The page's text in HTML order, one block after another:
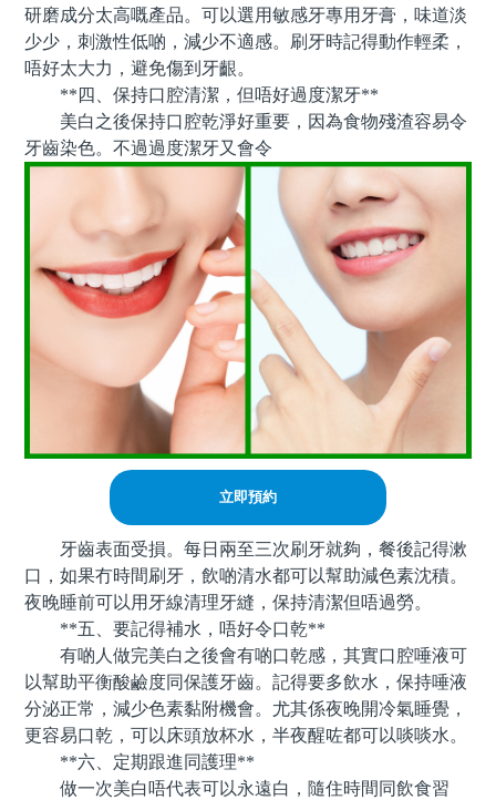
研磨成分太高嘅產品。可以選用敏感牙專用牙膏，味道淡
少少，刺激性低啲，減少不適感。刷牙時記得動作輕柔，
唔好太大力，避免傷到牙齦。
**四、保持口腔清潔，但唔好過度潔牙**
美白之後保持口腔乾淨好重要，因為食物殘渣容易令
牙齒染色。不過過度潔牙又會令
立即預約
牙齒表面受損。每日兩至三次刷牙就夠，餐後記得漱
口，如果冇時間刷牙，飲啲清水都可以幫助減色素沈積。
夜晚睡前可以用牙線清理牙縫，保持清潔但唔過勞。
**五、要記得補水，唔好令口乾**
有啲人做完美白之後會有啲口乾感，其實口腔唾液可
以幫助平衡酸鹼度同保護牙齒。記得要多飲水，保持唾液
分泌正常，減少色素黏附機會。尤其係夜晚開冷氣睡覺，
更容易口乾，可以床頭放杯水，半夜醒咗都可以啖啖水。
**六、定期跟進同護理**
做一次美白唔代表可以永遠白，隨住時間同飲食習